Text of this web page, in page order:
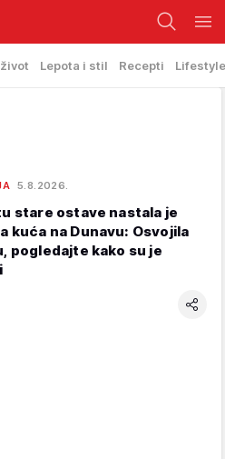
Lepota i stil Recepti Lifestyle
5.8.2026.
stare ostave nastala je
kuća na Dunavu: Osvojila
pogledajte kako su je